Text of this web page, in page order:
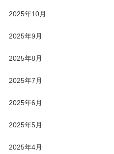
2025年10月
2025年9月
2025年8月
2025年7月
2025年6月
2025年5月
2025年4月